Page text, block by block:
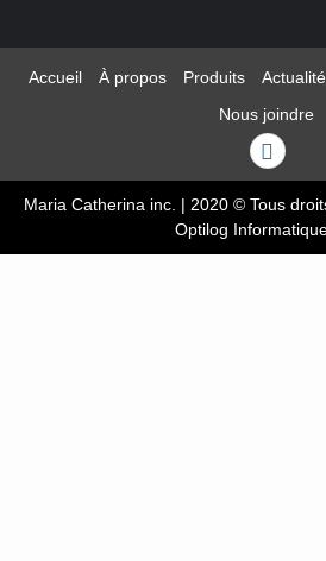
Accueil À propos Produits
Nous joindre
Linkedin
Maria Catherina inc. | 2020 © Tous
Optilog